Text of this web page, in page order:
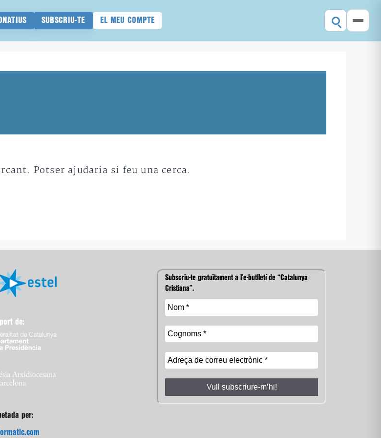
SUBSCRIU-TE EL MEU COMPTE
Potser ajudaria si feu una cerca.
de:
per:
Subscriu-te gratuïtament a l’e-butlletí de “Catalunya
Cristiana”.